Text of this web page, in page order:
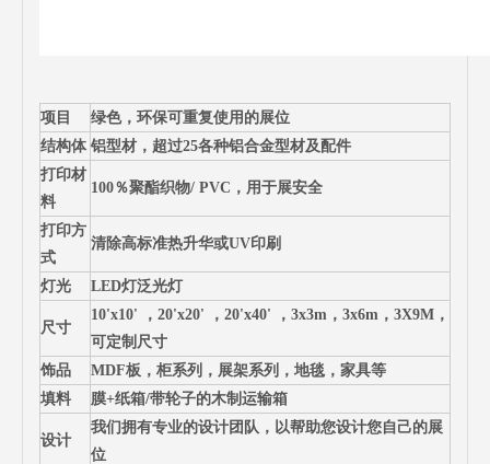
项目
绿色，环保可重复使用的展位
结构体 铝型材，超过25各种铝合金型材及配件
打印材
料
100％聚酯织物/ PVC，用于展安全
打印方
式
清除高标准热升华或UV印刷
灯光 LED灯泛光灯
尺寸
10'x10' ，20'x20' ，20'x40' ，3x3m，3x6m，3X9M，
可定制尺寸
饰品
MDF板，柜系列，展架系列，地毯，家具等
填料
膜+纸箱/带轮子的木制运输箱
设计
我们拥有专业的设计团队，以帮助您设计您自己的展
位